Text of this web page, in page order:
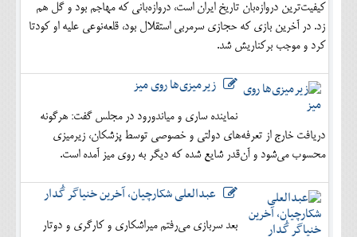
کیفیت‌ترین دروازه‌بان تاریخ ایران است، دروازه‌بانی که مهاجم بود و گل هم
زد. در آخرین بازی که حجازی سرمربی استقلال بود، قلعه‌نوعی علیه او کودتا
کرد و موجب برکناریش شد.
زیرمیزی‌ها روی میز
نماینده ساری و میاندورود در مجلس گفت: هرگونه
دریافت خارج از تعرفه‌های دولتی و خصوصی توسط پزشکان، زیرمیزی
محسوب می‌شود و آن‌قدر شایع شده که دیگر به روی میز آمده است.
عبدالعلی شکارچیان، آخرین خنیاگر گُدار
بعد سربازی می‌رفتم میراشکاری و کارگری و دوتار